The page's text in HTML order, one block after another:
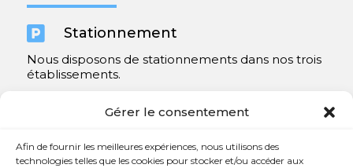
Gérer le consentement
Afin de fournir les meilleures expériences, nous utilisons des
technologies telles que les cookies pour stocker et/ou accéder aux
 Stationnement
Nous disposons de stationnements dans nos trois
établissements.
Contact